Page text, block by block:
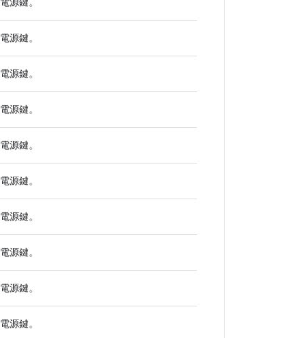
電源鍵。
電源鍵。
電源鍵。
電源鍵。
電源鍵。
電源鍵。
電源鍵。
電源鍵。
電源鍵。